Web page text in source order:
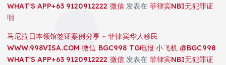
WHAT'S APP+63 9120912222 微信发表在 菲律宾NBI无犯罪证
明
马尼拉日本领馆签证案例分享 – 菲律宾华人移民
WWW.998VISA.COM 微信 BGC998 TG电报 小飞机 @BGC998
WHAT'S APP+63 9120912222 微信发表在 菲律宾NBI无犯罪证